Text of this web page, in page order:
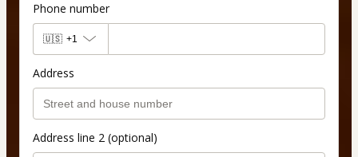
Phone number
🇺🇸 +1
Address
Address line 2 (optional)